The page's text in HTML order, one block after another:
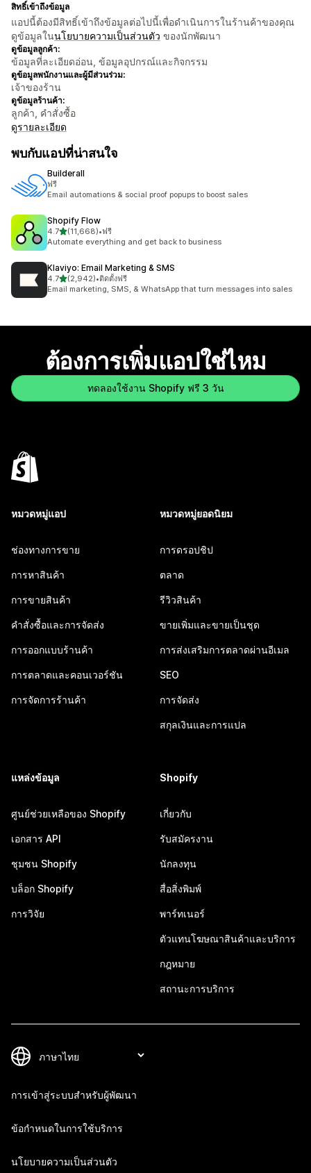
สิทธิ์เข้าถึงข้อมูล
แอปนี้ต้องมีสิทธิ์เข้าถึงข้อมูลต่อไปนี้เพื่อดำเนินการในร้านค้าของคุณ
ดูข้อมูลในนโยบายความเป็นส่วนตัว ของนักพัฒนา
ดูข้อมูลลูกค้า:
ข้อมูลที่ละเอียดอ่อน, ข้อมูลอุปกรณ์และกิจกรรม
ดูข้อมูลพนักงานและผู้มีส่วนร่วม:
เจ้าของร้าน
ดูข้อมูลร้านค้า:
ลูกค้า, คำสั่งซื้อ
ดูรายละเอียด
พบกับแอปที่น่าสนใจ
Builderall
ฟรี
Email automations & social proof popups to boost sales
Shopify Flow
4.7เต็ม 5 ดาว
(11,668)
ทั้งหมด 11668 รีวิว
•ฟรี
Automate everything and get back to business
Klaviyo: Email Marketing & SMS
4.7เต็ม 5 ดาว
(2,942)
ทั้งหมด 2942 รีวิว
•ติดตั้งฟรี
Email marketing, SMS, & WhatsApp that turn messages into sales
ต้องการเพิ่มแอปใช่ไหม
ทดลองใช้งาน Shopify ฟรี 3 วัน
หมวดหมู่แอป
ช่องทางการขาย
การหาสินค้า
การขายสินค้า
คำสั่งซื้อและการจัดส่ง
การออกแบบร้านค้า
การตลาดและคอนเวอร์ชัน
การจัดการร้านค้า
หมวดหมู่ยอดนิยม
การดรอปชิป
ตลาด
รีวิวสินค้า
ขายเพิ่มและขายเป็นชุด
การส่งเสริมการตลาดผ่านอีเมล
SEO
การจัดส่ง
สกุลเงินและการแปล
แหล่งข้อมูล
ศูนย์ช่วยเหลือของ Shopify
เอกสาร API
ชุมชน Shopify
บล็อก Shopify
การวิจัย
Shopify
เกี่ยวกับ
รับสมัครงาน
นักลงทุน
สื่อสิ่งพิมพ์
พาร์ทเนอร์
ตัวแทนโฆษณาสินค้าและบริการ
กฎหมาย
สถานะการบริการ
การเข้าสู่ระบบสำหรับผู้พัฒนา
ข้อกำหนดในการใช้บริการ
นโยบายความเป็นส่วนตัว